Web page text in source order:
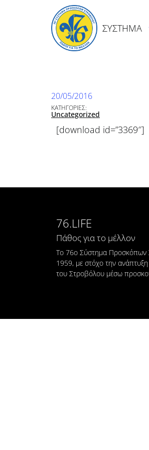
ΣΥΣΤΗΜΑ
20/05/2016
ΚΑΤΗΓΟΡΙΕΣ:
Uncategorized
[download id=”3369″]
76.LIFE
Πάθος για το μέλλον
Το 76ο Σύστημα Προσκόπων
1959, με στόχο την
του Στροβόλου μέσω